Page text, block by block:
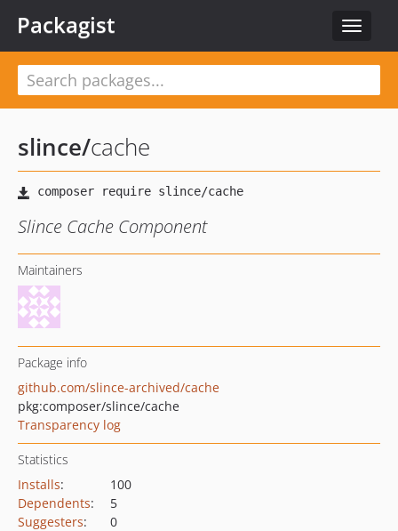
Toggle
Packagist
slince/cache
Slince Cache Component
Maintainers
Package info
github.com/slince-archived/cache
pkg:composer/slince/cache
Transparency log
Statistics
Installs:
100
Dependents:
5
Suggesters:
0